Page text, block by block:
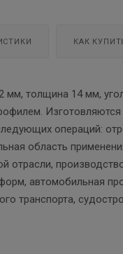
КАК
мм, толщина 14 мм,
операций:
область
отрасли,
автомобильная
транспорта,